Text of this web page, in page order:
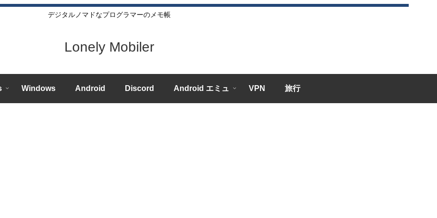
デジタルノマドなプログラマーのメモ帳
Lonely Mobiler
Windows Android Discord Android エミュ VPN 旅行